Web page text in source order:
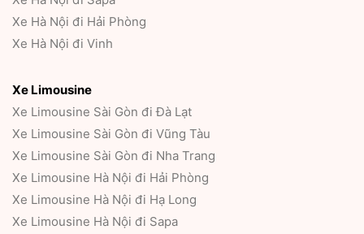
Xe Hà Nội đi Hải Phòng
Xe Hà Nội đi Vinh
Xe Limousine
Xe Limousine Sài Gòn đi Đà Lạt
Xe Limousine Sài Gòn đi Vũng Tàu
Xe Limousine Sài Gòn đi Nha Trang
Xe Limousine Hà Nội đi Hải Phòng
Xe Limousine Hà Nội đi Hạ Long
Xe Limousine Hà Nội đi Sapa